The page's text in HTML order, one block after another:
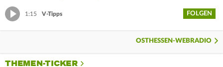
1:15 V-Tipps FOLGEN
OSTHESSEN-WEBRADIO
THEMEN-TICKER